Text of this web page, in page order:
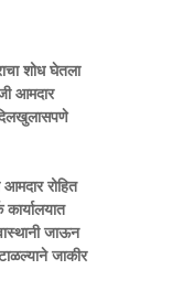
शोध घेतला
आमदार
रोहित
जाऊन
जाकीर